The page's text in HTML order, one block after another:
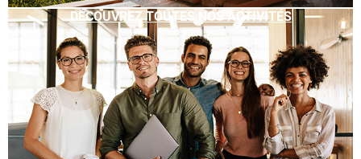
DÉCOUVREZ TOUTES NOS ACTIVITÉS